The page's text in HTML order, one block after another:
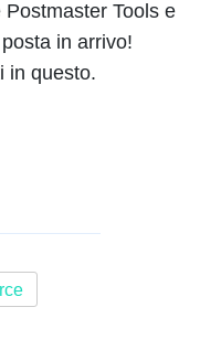
Tools e
in arrivo!
in questo.